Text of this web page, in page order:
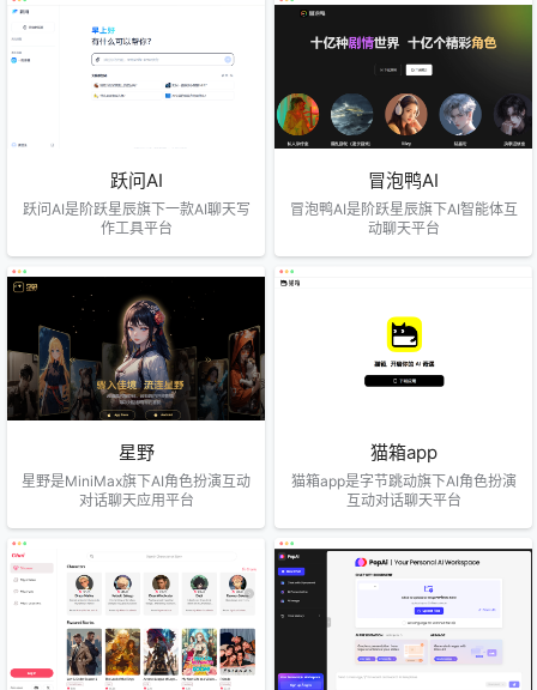
跃问AI
跃问AI是阶跃星辰旗下一款AI聊天写
作工具平台
冒泡鸭AI
冒泡鸭AI是阶跃星辰旗下AI智能体互
动聊天平台
星野
星野是MiniMax旗下AI角色扮演互动
对话聊天应用平台
猫箱app
猫箱app是字节跳动旗下AI角色扮演
互动对话聊天平台